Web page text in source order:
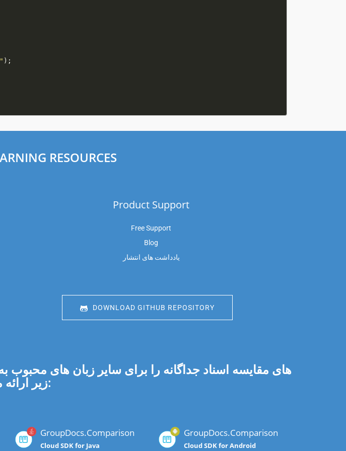
RESOURCES
Product Support
Free Support
Blog
یادداشت های انتشار
DOWNLOAD GITHUB REPOSITORY
زیر ارائه می دهد:
GroupDocs.Comparison
Cloud SDK for Java
GroupDocs.Comparison
Cloud SDK for Android